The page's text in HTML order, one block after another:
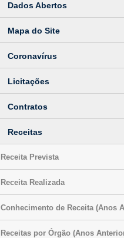
Dados Abertos
Mapa do Site
Coronavírus
Licitações
Contratos
Receitas
Receita Prevista
Receita Realizada
Conhecimento de Receita (Anos
Receitas por Órgão (Anos